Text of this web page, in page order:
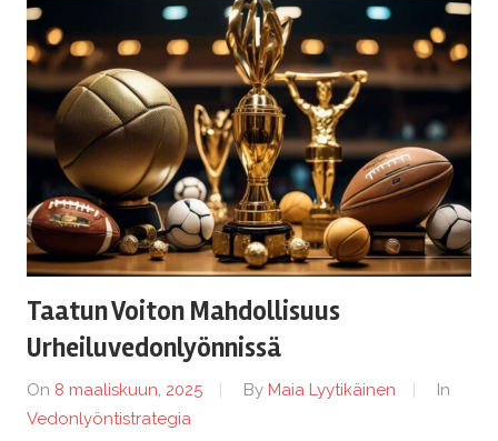
y
ö
n
t
i
s
t
r
Taatun Voiton Mahdollisuus
Urheiluvedonlyönnissä
On 8 maaliskuun, 2025 By Maia Lyytikäinen
In
Vedonlyöntistrategia